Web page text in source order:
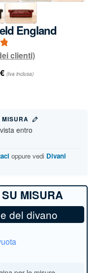
England
clienti)
€ (Iva inclusa)
entro
oppure vedi Divani
del divano